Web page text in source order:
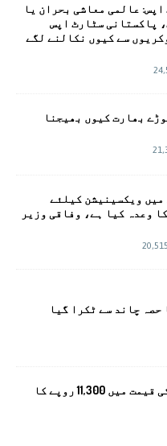
عالمی معاشی بحران یا
پاکستانی سٹارٹ اپس
سے کیوں نکالنے لگے
بھارت کیوں بھیجنا
میں ویکسینیشن کیلئے
کا وعدہ کیا ہے، وفاقی وزیر
20,515
حصہ چاند سے ٹکرا گیا
پاکستان میں سونے کی قیمت میں 11,300 روپے کا